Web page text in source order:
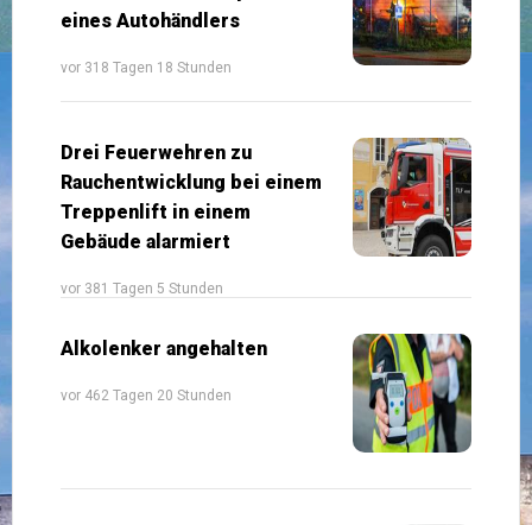
eines Autohändlers
vor 318 Tagen 18 Stunden
Drei Feuerwehren zu
Rauchentwicklung bei einem
Treppenlift in einem
Gebäude alarmiert
vor 381 Tagen 5 Stunden
Alkolenker angehalten
vor 462 Tagen 20 Stunden